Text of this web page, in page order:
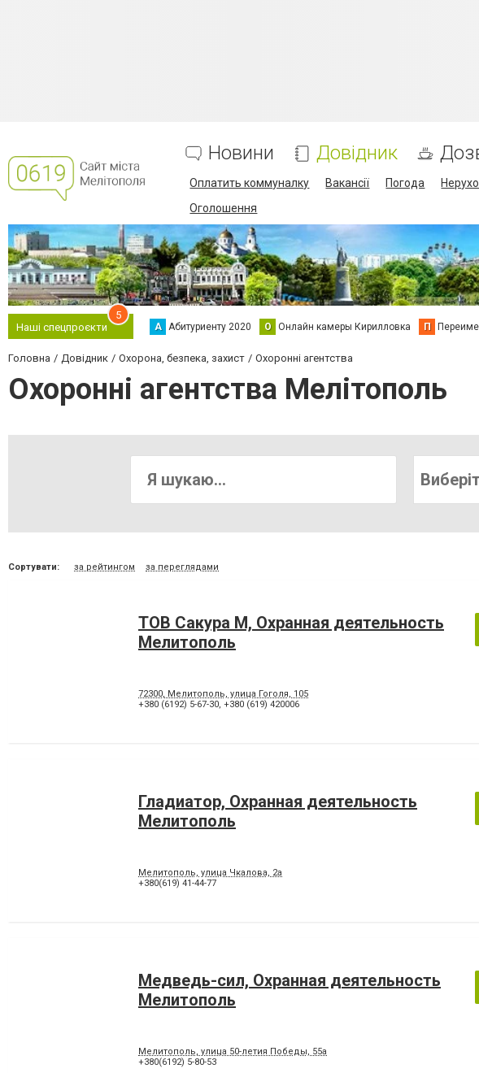
Новини Довідник
Оплатить коммуналку Вакансії Погода
Оголошення
Наші спецпроєкти
5
А Абитуриенту 2020 О Онлайн камеры Кирилловка П
Головна Довідник Охорона, безпека, захист Охоронні агентства
Охоронні агентства Мелітополь
Сортувати: за рейтингом за переглядами
ТОВ Сакура М, Охранная деятельность
Мелитополь
72300, Мелитополь, улица Гоголя, 105
+380 (6192) 5-67-30, +380 (619) 420006
Гладиатор, Охранная деятельность
Мелитополь
Мелитополь, улица Чкалова, 2а
+380(619) 41-44-77
Медведь-сил, Охранная деятельность
Мелитополь
Мелитополь, улица 50-летия Победы, 55а
+380(6192) 5-80-53